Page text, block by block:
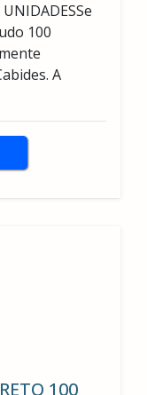
100
A
100